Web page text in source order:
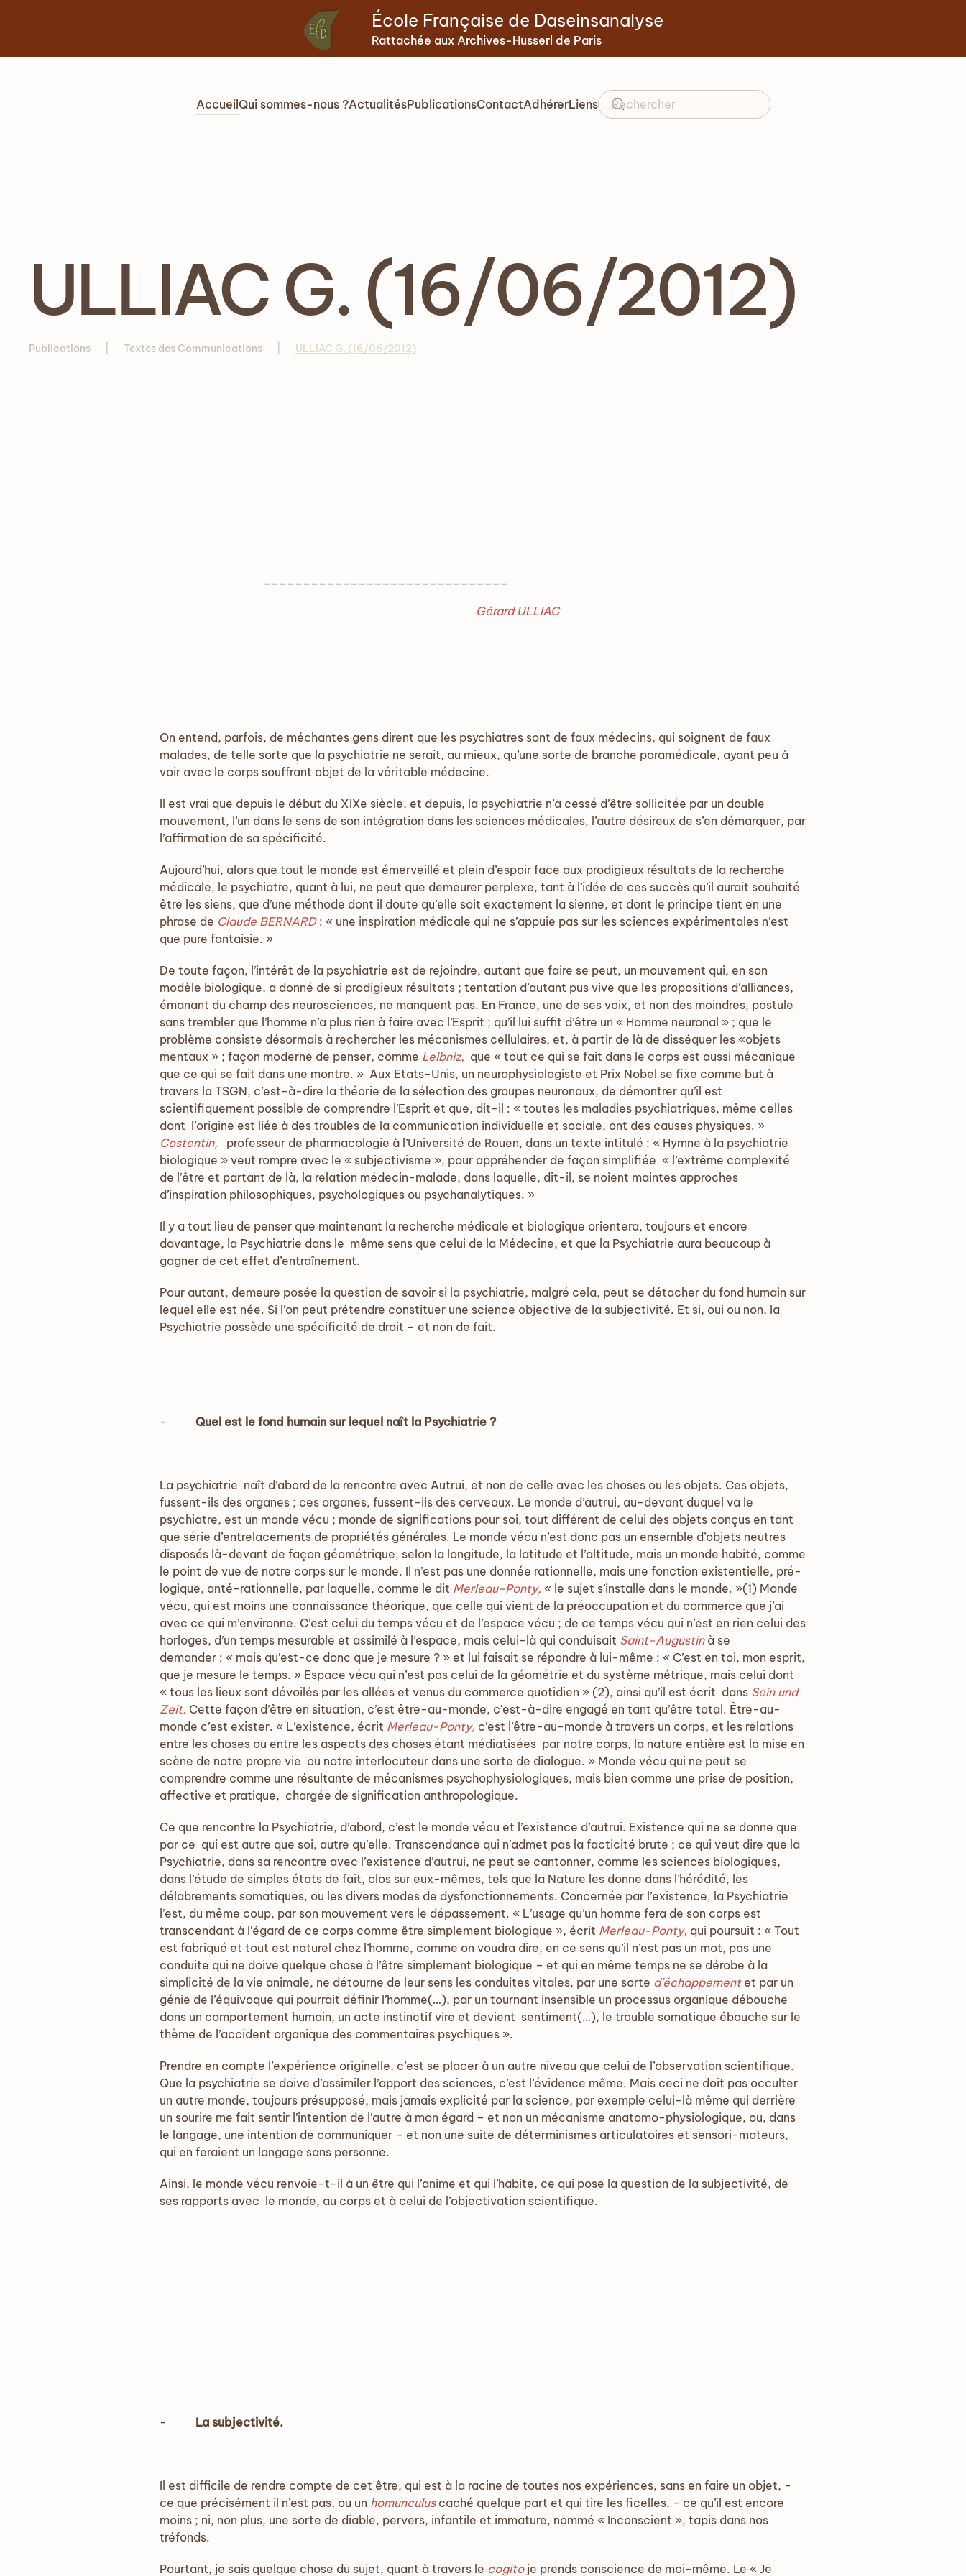
École Française de Daseinsanalyse
Rattachée aux Archives-Husserl de Paris
AccueilQui sommes-nous ?ActualitésPublicationsContactAdhérerLiens
ULLIAC G. (16/06/2012)
Publications Textes des Communications ULLIAC G. (16/06/2012)
Gérard ULLIAC
On entend, parfois, de méchantes gens dirent que les psychiatres sont de faux médecins, qui soignent de faux
malades, de telle sorte que la psychiatrie ne serait, au mieux, qu’une sorte de branche paramédicale, ayant peu à
voir avec le corps souffrant objet de la véritable médecine.
Il est vrai que depuis le début du XIXe siècle, et depuis, la psychiatrie n’a cessé d’être sollicitée par un double
mouvement, l’un dans le sens de son intégration dans les sciences médicales, l’autre désireux de s’en démarquer, par
l’affirmation de sa spécificité.
Aujourd’hui, alors que tout le monde est émerveillé et plein d’espoir face aux prodigieux résultats de la recherche
médicale, le psychiatre, quant à lui, ne peut que demeurer perplexe, tant à l’idée de ces succès qu’il aurait souhaité
être les siens, que d’une méthode dont il doute qu’elle soit exactement la sienne, et dont le principe tient en une
phrase de Claude BERNARD: « une inspiration médicale qui ne s’appuie pas sur les sciences expérimentales n’est
que pure fantaisie. »
De toute façon, l’intérêt de la psychiatrie est de rejoindre, autant que faire se peut, un mouvement qui, en son
modèle biologique, a donné de si prodigieux résultats ; tentation d’autant pus vive que les propositions d’alliances,
émanant du champ des neurosciences, ne manquent pas. En France, une de ses voix, et non des moindres, postule
sans trembler que l’homme n’a plus rien à faire avec l’Esprit ; qu’il lui suffit d’être un « Homme neuronal » ; que le
problème consiste désormais à rechercher les mécanismes cellulaires, et, à partir de là de disséquer les «objets
mentaux » ; façon moderne de penser, comme Leibniz, que « tout ce qui se fait dans le corps est aussi mécanique
que ce qui se fait dans une montre. » Aux Etats-Unis, un neurophysiologiste et Prix Nobel se fixe comme but à
travers la TSGN, c’est-à-dire la théorie de la sélection des groupes neuronaux, de démontrer qu’il est
scientifiquement possible de comprendre l’Esprit et que, dit-il : « toutes les maladies psychiatriques, même celles
dont l’origine est liée à des troubles de la communication individuelle et sociale, ont des causes physiques. »
Costentin,
professeur de pharmacologie à l’Université de Rouen, dans un texte intitulé : « Hymne à la psychiatrie
biologique » veut rompre avec le « subjectivisme », pour appréhender de façon simplifiée « l’extrême complexité
de l’être et partant de là, la relation médecin-malade, dans laquelle, dit-il, se noient maintes approches
d’inspiration philosophiques, psychologiques ou psychanalytiques. »
Il y a tout lieu de penser que maintenant la recherche médicale et biologique orientera, toujours et encore
davantage, la Psychiatrie dans le même sens que celui de la Médecine, et que la Psychiatrie aura beaucoup à
gagner de cet effet d’entraînement.
Pour autant, demeure posée la question de savoir si la psychiatrie, malgré cela, peut se détacher du fond humain sur
lequel elle est née. Si l’on peut prétendre constituer une science objective de la subjectivité. Et si, oui ou non, la
Psychiatrie possède une spécificité de droit – et non de fait.
- Quel est le fond humain sur lequel naît la Psychiatrie ?
La psychiatrie naît d’abord de la rencontre avec Autrui, et non de celle avec les choses ou les objets. Ces objets,
fussent-ils des organes ; ces organes, fussent-ils des cerveaux. Le monde d’autrui, au-devant duquel va le
psychiatre, est un monde vécu ; monde de significations pour soi, tout différent de celui des objets conçus en tant
que série d’entrelacements de propriétés générales. Le monde vécu n’est donc pas un ensemble d’objets neutres
disposés là-devant de façon géométrique, selon la longitude, la latitude et l’altitude, mais un monde habité, comme
le point de vue de notre corps sur le monde. Il n’est pas une donnée rationnelle, mais une fonction existentielle, pré-
logique, anté-rationnelle, par laquelle, comme le dit Merleau-Ponty, « le sujet s’installe dans le monde. »(1) Monde
vécu, qui est moins une connaissance théorique, que celle qui vient de la préoccupation et du commerce que j’ai
avec ce qui m’environne. C’est celui du temps vécu et de l’espace vécu ; de ce temps vécu qui n’est en rien celui des
horloges, d’un temps mesurable et assimilé à l’espace, mais celui-là qui conduisait Saint-Augustinà se
demander : « mais qu’est-ce donc que je mesure ? » et lui faisait se répondre à lui-même : « C’est en toi, mon esprit,
que je mesure le temps. » Espace vécu qui n’est pas celui de la géométrie et du système métrique, mais celui dont
« tous les lieux sont dévoilés par les allées et venus du commerce quotidien » (2), ainsi qu’il est écrit dans Sein und
Zeit. Cette façon d’être en situation, c’est être-au-monde, c'est-à-dire engagé en tant qu’être total. Être-au-
monde c’est exister. « L’existence, écrit Merleau-Ponty, c’est l’être-au-monde à travers un corps, et les relations
entre les choses ou entre les aspects des choses étant médiatisées par notre corps, la nature entière est la mise en
scène de notre propre vie ou notre interlocuteur dans une sorte de dialogue. » Monde vécu qui ne peut se
comprendre comme une résultante de mécanismes psychophysiologiques, mais bien comme une prise de position,
affective et pratique, chargée de signification anthropologique.
Ce que rencontre la Psychiatrie, d’abord, c’est le monde vécu et l’existence d’autrui. Existence qui ne se donne que
par ce qui est autre que soi, autre qu’elle. Transcendance qui n’admet pas la facticité brute ; ce qui veut dire que la
Psychiatrie, dans sa rencontre avec l’existence d’autrui, ne peut se cantonner, comme les sciences biologiques,
dans l’étude de simples états de fait, clos sur eux-mêmes, tels que la Nature les donne dans l’hérédité, les
délabrements somatiques, ou les divers modes de dysfonctionnements. Concernée par l’existence, la Psychiatrie
l’est, du même coup, par son mouvement vers le dépassement. « L’usage qu’un homme fera de son corps est
transcendant à l’égard de ce corps comme être simplement biologique », écrit Merleau-Ponty, qui poursuit : « Tout
est fabriqué et tout est naturel chez l’homme, comme on voudra dire, en ce sens qu’il n’est pas un mot, pas une
conduite qui ne doive quelque chose à l’être simplement biologique – et qui en même temps ne se dérobe à la
simplicité de la vie animale, ne détourne de leur sens les conduites vitales, par une sorte d’échappement et par un
génie de l’équivoque qui pourrait définir l’homme(…), par un tournant insensible un processus organique débouche
dans un comportement humain, un acte instinctif vire et devient sentiment(…), le trouble somatique ébauche sur le
thème de l’accident organique des commentaires psychiques ».
Prendre en compte l’expérience originelle, c’est se placer à un autre niveau que celui de l’observation scientifique.
Que la psychiatrie se doive d’assimiler l’apport des sciences, c’est l’évidence même. Mais ceci ne doit pas occulter
un autre monde, toujours présupposé, mais jamais explicité par la science, par exemple celui-là même qui derrière
un sourire me fait sentir l’intention de l’autre à mon égard – et non un mécanisme anatomo-physiologique, ou, dans
le langage, une intention de communiquer – et non une suite de déterminismes articulatoires et sensori-moteurs,
qui en feraient un langage sans personne.
Ainsi, le monde vécu renvoie-t-il à un être qui l’anime et qui l’habite, ce qui pose la question de la subjectivité, de
ses rapports avec le monde, au corps et à celui de l’objectivation scientifique.
- La subjectivité.
Il est difficile de rendre compte de cet être, qui est à la racine de toutes nos expériences, sans en faire un objet, -
ce que précisément il n’est pas, ou un homunculus caché quelque part et qui tire les ficelles, - ce qu’il est encore
moins ; ni, non plus, une sorte de diable, pervers, infantile et immature, nommé « Inconscient », tapis dans nos
tréfonds.
Pourtant, je sais quelque chose du sujet, quant à travers le cogito je prends conscience de moi-même. Le « Je